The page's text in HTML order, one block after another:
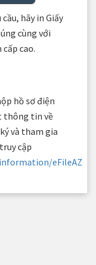
hãy in Giấy
cùng với
cao.
hồ sơ điện
thông tin về
và tham gia
cập
eFileAZ